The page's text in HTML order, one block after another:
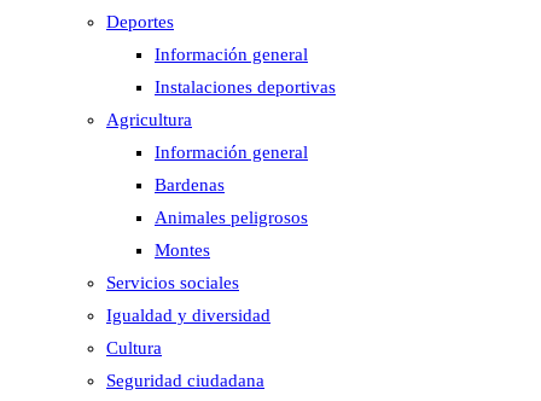
Deportes
Información general
Instalaciones deportivas
Agricultura
Información general
Bardenas
Animales peligrosos
Montes
Servicios sociales
Igualdad y diversidad
Cultura
Seguridad ciudadana